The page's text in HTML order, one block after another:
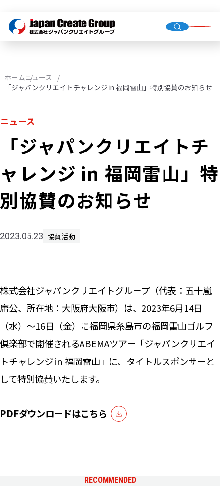
トップ
店舗運
（直営
環境イ
機械校
ホームニュース
「ジャパンクリエイトチャレンジ in 福岡雷山」特別協賛のお知らせ
ニュース
「ジャパンクリエイトチ
ャレンジ in 福岡雷山」特
別協賛のお知らせ
2023.05.23 協賛活動
株式会社ジャパンクリエイトグループ（代表：五十嵐
庸公、所在地：大阪府大阪市）は、2023年6月14日
（水）～16日（金）に福岡県糸島市の福岡雷山ゴルフ
倶楽部で開催されるABEMAツアー「ジャパンクリエイ
トチャレンジ in 福岡雷山」に、タイトルスポンサーと
して特別協賛いたします。
PDFダウンロードはこちら
RECOMMENDED